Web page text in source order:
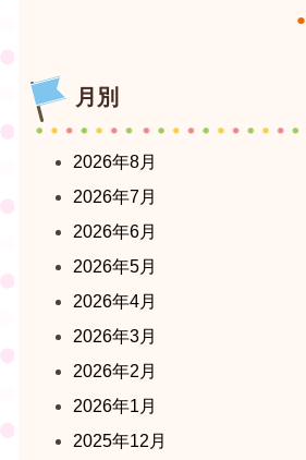
月別
2026年8月
2026年7月
2026年6月
2026年5月
2026年4月
2026年3月
2026年2月
2026年1月
2025年12月